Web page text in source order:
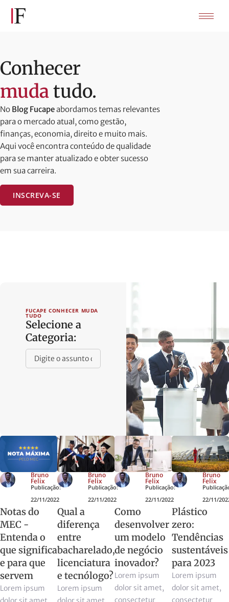
Conhecer
mudatudo.
No Blog Fucapeabordamos temas relevantes
para o mercado atual, como gestão,
finanças, economia, direito e muito mais.
Aqui você encontra conteúdo de qualidade
para se manter atualizado e obter sucesso
em sua carreira.
INSCREVA-SE
FUCAPE CONHECER MUDA
TUDO
Selecione a
Categoria:
Bruno
Felix
Publicação:
22/11/2022
Notas do
MEC -
Entenda o
que significa
e para que
servem
Lorem ipsum
Bruno
Felix
Publicação:
22/11/2022
Qual a
diferença
entre
bacharelado,
licenciatura
e tecnólogo?
Lorem ipsum
Bruno
Felix
Publicação:
22/11/2022
Como
desenvolver
um modelo
de negócio
inovador?
Lorem ipsum
dolor sit amet,
consectetur
Bruno
Felix
22/11/
Plástico
zero:
Tendências
sustentáveis
para 2023
Lorem ipsum
dolor sit amet,
consectetur